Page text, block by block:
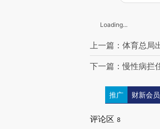
Loading...
上一篇：体育总局
下一篇：慢性病拦
推广 财新会
评论区 8